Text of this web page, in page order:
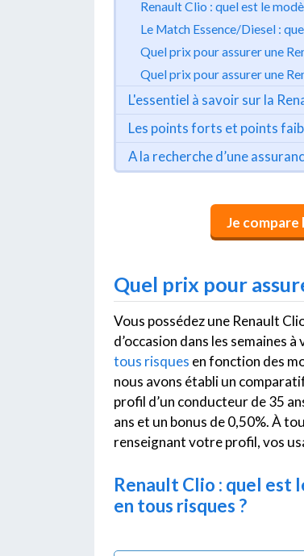
Renault Clio : quel est le
Le Match Essence/Diesel :
Quel prix pour assurer une
Quel prix pour assurer une
L'essentiel à savoir sur la
Les points forts et points
A la recherche d’une
Je compare
Quel prix pour
Vous possédez une Renault
d’occasion dans les semaines
tous risques en fonction des
nous avons établi un
profil d’un conducteur de 35
ans et un bonus de 0,50%. À
renseignant votre profil, vos
Renault Clio : quel est
en tous risques ?